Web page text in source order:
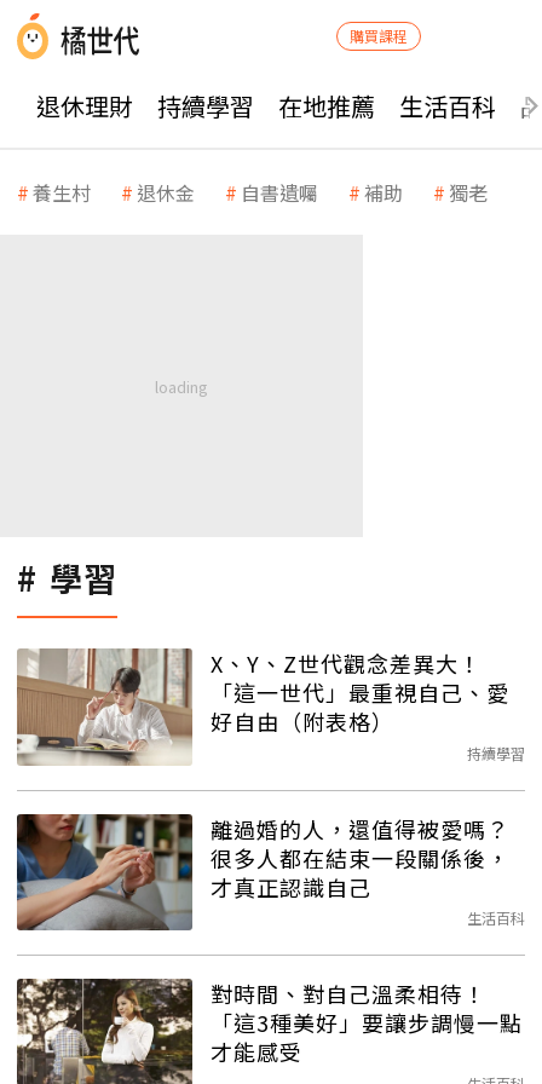
購買課程
退休理財 持續學習 在地推薦 生活百科
養生村 退休金 自書遺囑 補助 獨老
學習
X、Y、Z世代觀念差異大！
「這一世代」最重視自己、愛
好自由（附表格）
持續學習
離過婚的人，還值得被愛嗎？
很多人都在結束一段關係後，
才真正認識自己
生活百科
對時間、對自己溫柔相待！
「這3種美好」要讓步調慢一點
才能感受